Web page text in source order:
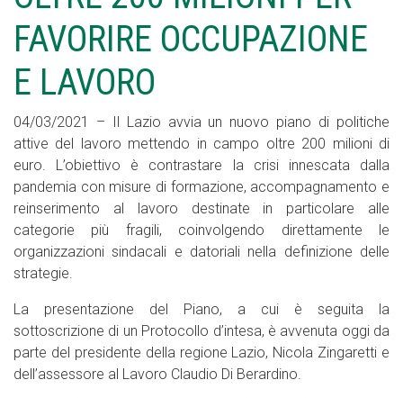
FAVORIRE OCCUPAZIONE
E LAVORO
04/03/2021 – Il Lazio avvia un nuovo piano di politiche
attive del lavoro mettendo in campo oltre 200 milioni di
euro. L’obiettivo è contrastare la crisi innescata dalla
pandemia con misure di formazione, accompagnamento e
reinserimento al lavoro destinate in particolare alle
categorie più fragili, coinvolgendo direttamente le
organizzazioni sindacali e datoriali nella definizione delle
strategie.
La presentazione del Piano, a cui è seguita la
sottoscrizione di un Protocollo d’intesa, è avvenuta oggi da
parte del presidente della regione Lazio, Nicola Zingaretti e
dell’assessore al Lavoro Claudio Di Berardino.